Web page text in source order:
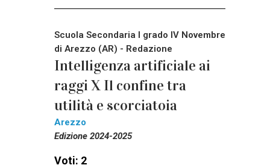
Scuola Secondaria I grado IV Novembre
di Arezzo (AR) - Redazione
Intelligenza artificiale ai
raggi X Il confine tra
utilità e scorciatoia
Arezzo
Edizione 2024-2025
Voti: 2